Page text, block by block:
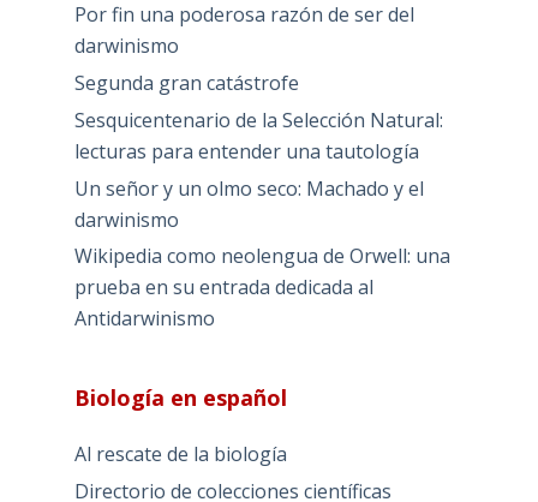
Por fin una poderosa razón de ser del
darwinismo
Segunda gran catástrofe
Sesquicentenario de la Selección Natural:
lecturas para entender una tautología
Un señor y un olmo seco: Machado y el
darwinismo
Wikipedia como neolengua de Orwell: una
prueba en su entrada dedicada al
Antidarwinismo
Biología en español
Al rescate de la biología
Directorio de colecciones científicas